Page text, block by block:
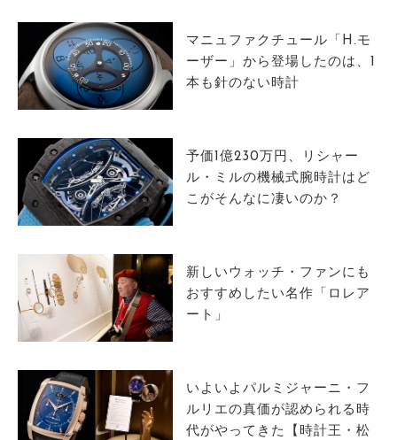
マニュファクチュール「H.モ
ーザー」から登場したのは、1
本も針のない時計
予価1億230万円、リシャー
ル・ミルの機械式腕時計はど
こがそんなに凄いのか？
新しいウォッチ・ファンにも
おすすめしたい名作「ロレア
ート」
いよいよパルミジャーニ・フ
ルリエの真価が認められる時
代がやってきた【時計王・松